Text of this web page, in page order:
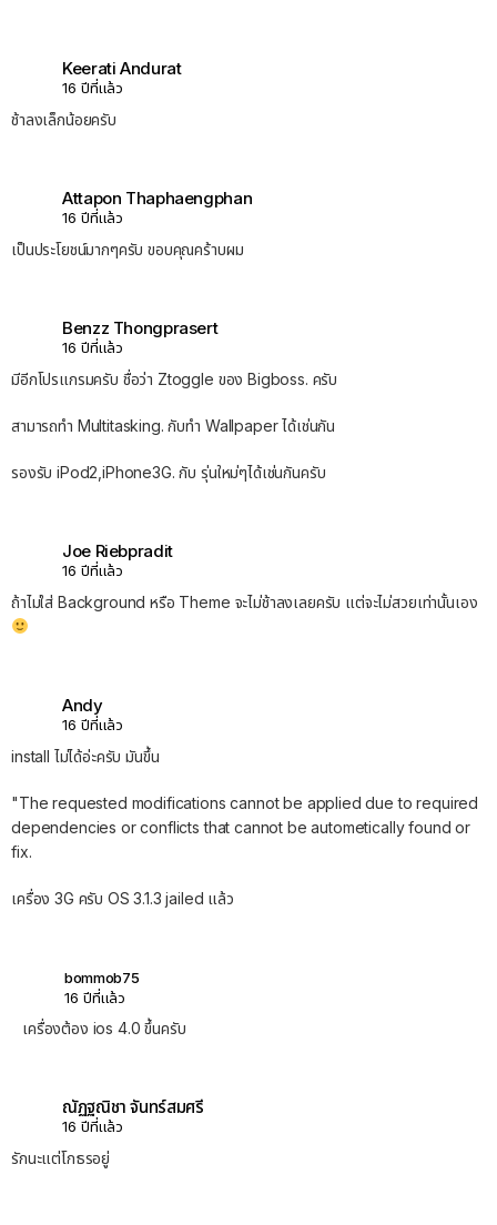
Keerati Andurat
16 ปีที่แล้ว
ช้าลงเล็กน้อยครับ
Attapon Thaphaengphan
16 ปีที่แล้ว
เป็นประโยชน์มากๆครับ ขอบคุณคร้าบผม
Benzz Thongprasert
16 ปีที่แล้ว
มีอีกโปรแกรมครับ ชื่อว่า Ztoggle ของ Bigboss. ครับ
สามารถทำ Multitasking. กับทำ Wallpaper ได้เช่นกัน
รองรับ iPod2,iPhone3G. กับ รุ่นใหม่ๆได้เช่นกันครับ
Joe Riebpradit
16 ปีที่แล้ว
ถ้าไม่ใส่ Background หรือ Theme จะไม่ช้าลงเลยครับ แต่จะไม่สวยเท่านั้นเอง
Andy
16 ปีที่แล้ว
install ไม่ได้อ่ะครับ มันขึ้น
"The requested modifications cannot be applied due to required
dependencies or conflicts that cannot be autometically found or
fix.
เครื่อง 3G ครับ OS 3.1.3 jailed แล้ว
bommob75
16 ปีที่แล้ว
เครื่องต้อง ios 4.0 ขึ้นครับ
ณัฏฐณิชา จันทร์สมศรี
16 ปีที่แล้ว
รักนะแต่โกธรอยู่